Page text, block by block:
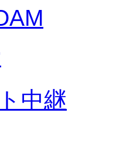
中継